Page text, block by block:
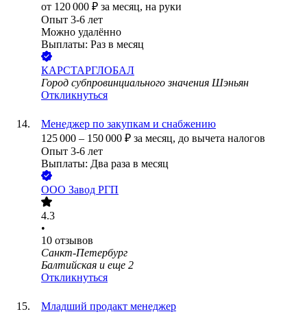
от 120 000 ₽ за месяц, на руки
Опыт 3-6 лет
Можно удалённо
Выплаты: Раз в месяц
КАРСТАРГЛОБАЛ
Город субпровинциального значения Шэньян
Откликнуться
Менеджер по закупкам и снабжению
125 000 – 150 000 ₽ за месяц, до вычета налогов
Опыт 3-6 лет
Выплаты: Два раза в месяц
ООО Завод РГП
4.3
•
10 отзывов
Санкт-Петербург
Балтийская и еще 2
Откликнуться
Младший продакт менеджер